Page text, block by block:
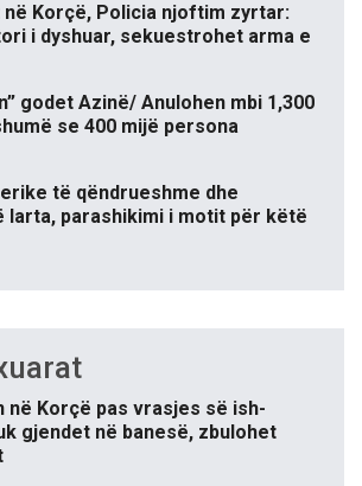
Korçë, Policia njoftim zyrtar:
i dyshuar, sekuestrohet arma e
godet Azinë/ Anulohen mbi 1,300
se 400 mijë persona
të qëndrueshme dhe
larta, parashikimi i motit për këtë
në Korçë pas vrasjes së ish-
gjendet në banesë, zbulohet